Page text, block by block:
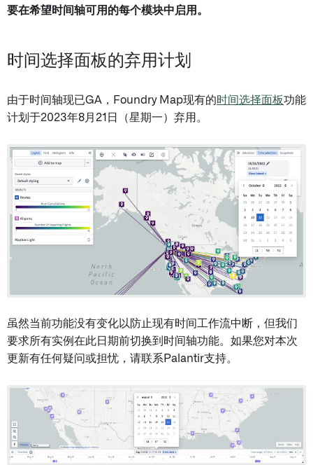
要在希望时间轴可用的每个模块中启用。
时间选择面板的弃用计划
由于时间轴现已GA，Foundry Map现有的时间选择面板功能
计划于2023年8月21日（星期一）弃用。
虽然当前功能没有变化以防止现有时间工作流中断，但我们
要求所有实例在此日期前切换到时间轴功能。如果您对本次
更新有任何疑问或担忧，请联系Palantir支持。